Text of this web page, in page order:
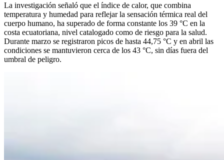
La investigación señaló que el índice de calor, que combina
temperatura y humedad para reflejar la sensación térmica real del
cuerpo humano, ha superado de forma constante los 39 °C en la
costa ecuatoriana, nivel catalogado como de riesgo para la salud.
Durante marzo se registraron picos de hasta 44,75 °C y en abril las
condiciones se mantuvieron cerca de los 43 °C, sin días fuera del
umbral de peligro.